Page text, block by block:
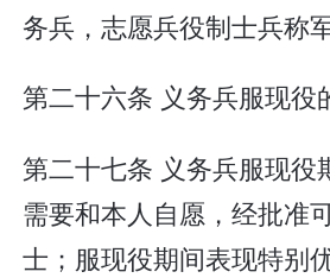
务兵，志愿兵役制士兵称军
第二十六条 义务兵服现役
第二十七条 义务兵服现役
需要和本人自愿，经批准
士；服现役期间表现特别